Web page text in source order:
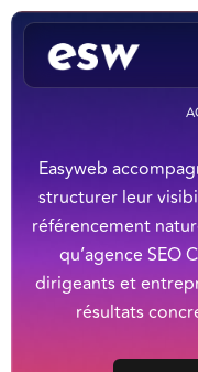
Easyweb
structurer leur
référencement
qu’agence SEO
dirigeants et
résultats